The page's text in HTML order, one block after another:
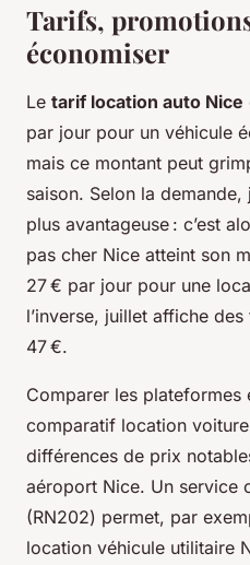
Tarifs,
économiser
Le tarif location auto Nice
par jour pour un véhicule
mais ce montant peut
saison. Selon la
plus avantageuse : c’est
pas cher Nice atteint son
27 € par jour pour une
l’inverse, juillet affiche
47 €.
Comparer les plateformes
comparatif location
différences de prix
aéroport Nice. Un service
(RN202) permet, par
location véhicule utilitaire